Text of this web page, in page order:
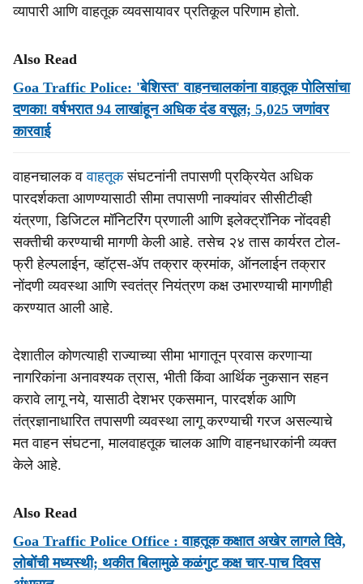
व्यापारी आणि वाहतूक व्यवसायावर प्रतिकूल परिणाम होतो.
Also Read
Goa Traffic Police: 'बेशिस्त' वाहनचालकांना वाहतूक पोलिसांचा
दणका! वर्षभरात 94 लाखांहून अधिक दंड वसूल; 5,025 जणांवर
कारवाई
वाहनचालक व वाहतूकसंघटनांनी तपासणी प्रक्रियेत अधिक
पारदर्शकता आणण्यासाठी सीमा तपासणी नाक्यांवर सीसीटीव्ही
यंत्रणा, डिजिटल मॉनिटरिंग प्रणाली आणि इलेक्ट्रॉनिक नोंदवही
सक्तीची करण्याची मागणी केली आहे. तसेच २४ तास कार्यरत टोल-
फ्री हेल्पलाईन, व्हॉट्स-ॲप तक्रार क्रमांक, ऑनलाईन तक्रार
नोंदणी व्यवस्था आणि स्वतंत्र नियंत्रण कक्ष उभारण्याची मागणीही
करण्यात आली आहे.
देशातील कोणत्याही राज्याच्या सीमा भागातून प्रवास करणाऱ्या
नागरिकांना अनावश्यक त्रास, भीती किंवा आर्थिक नुकसान सहन
करावे लागू नये, यासाठी देशभर एकसमान, पारदर्शक आणि
तंत्रज्ञानाधारित तपासणी व्यवस्था लागू करण्याची गरज असल्याचे
मत वाहन संघटना, मालवाहतूक चालक आणि वाहनधारकांनी व्यक्त
केले आहे.
Also Read
Goa Traffic Police Office : वाहतूक कक्षात अखेर लागले दिवे,
लोबोंची मध्यस्थी; थकीत बिलामुळे कळंगुट कक्ष चार-पाच दिवस